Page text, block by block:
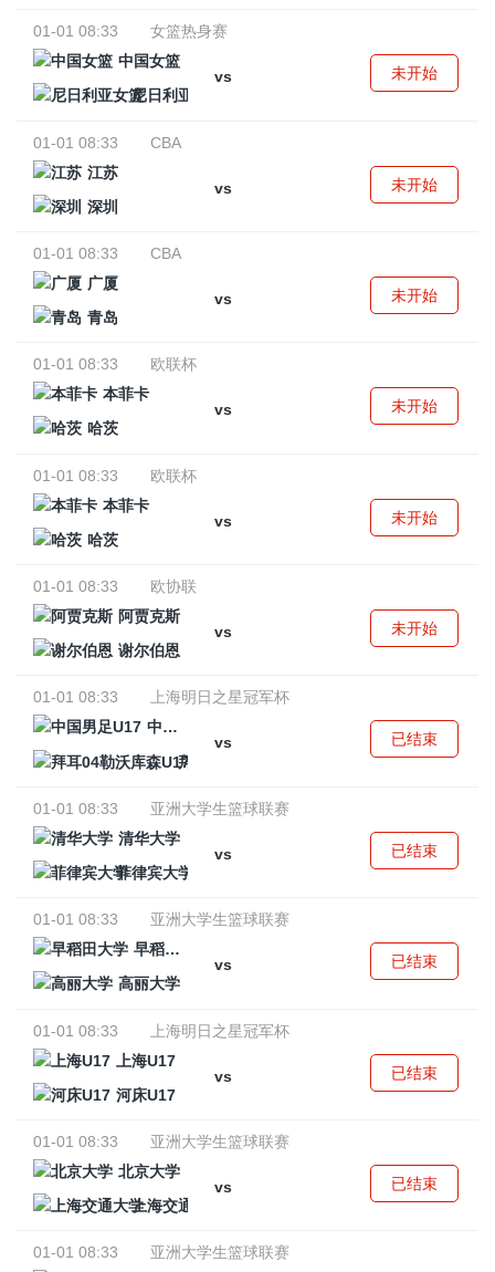
01-01 08:33
女篮热身赛
中国女篮
vs
尼日利亚女篮
未开始
01-01 08:33
CBA
江苏
vs
深圳
未开始
01-01 08:33
CBA
广厦
vs
青岛
未开始
01-01 08:33
欧联杯
本菲卡
vs
哈茨
未开始
01-01 08:33
欧联杯
本菲卡
vs
哈茨
未开始
01-01 08:33
欧协联
阿贾克斯
vs
谢尔伯恩
未开始
01-01 08:33
上海明日之星冠军杯
中国男足U17
vs
拜耳04勒沃库森U17
已结束
01-01 08:33
亚洲大学生篮球联赛
清华大学
vs
菲律宾大学
已结束
01-01 08:33
亚洲大学生篮球联赛
早稻田大学
vs
高丽大学
已结束
01-01 08:33
上海明日之星冠军杯
上海U17
vs
河床U17
已结束
01-01 08:33
亚洲大学生篮球联赛
北京大学
vs
上海交通大学
已结束
01-01 08:33
亚洲大学生篮球联赛